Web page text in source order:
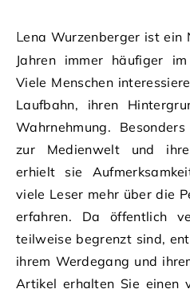
Lena Wurzenberger ist ein Name, der in den letzten
Jahren immer häufiger
Viele Menschen
Laufbahn, ihren
Wahrnehmung.
zur Medienwelt und
erhielt sie
viele Leser mehr über die
erfahren. Da öffentlich
teilweise begrenzt sind,
ihrem Werdegang und
Artikel erhalten Sie einen